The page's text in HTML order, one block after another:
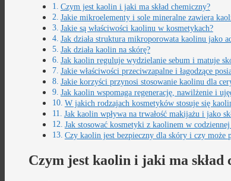
Czym jest kaolin i jaki ma skład chemiczny?
Jakie mikroelementy i sole mineralne zawiera
Jakie są właściwości kaolinu w kosmetykach?
Jak działa struktura mikroporowata kaolinu jako
Jak działa kaolin na skórę?
Jak kaolin reguluje wydzielanie sebum i matuje
Jakie właściwości przeciwzapalne i łagodzące
Jakie korzyści przynosi stosowanie kaolinu dla
Jak kaolin wspomaga regenerację, nawilżenie i
W jakich rodzajach kosmetyków stosuje się
Jak kaolin wpływa na trwałość makijażu i jako
Jak stosować kosmetyki z kaolinem w
Czy kaolin jest bezpieczny dla skóry i czy może
Czym jest kaolin i jaki ma skład